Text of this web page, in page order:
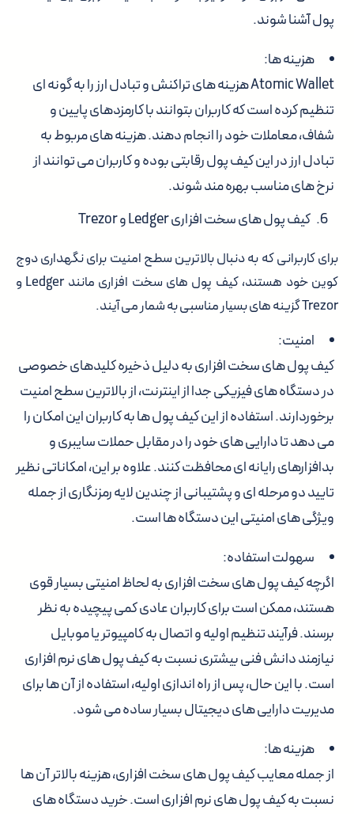
پول آشنا شوند.
هزینه ها:
Atomic Wallet هزینه های تراکنش و تبادل ارز را به گونه ای
تنظیم کرده است که کاربران بتوانند با کارمزدهای پایین و
شفاف، معاملات خود را انجام دهند. هزینه های مربوط به
تبادل ارز در این کیف پول رقابتی بوده و کاربران می توانند از
نرخ های مناسب بهره مند شوند.
کیف پول های سخت افزاری Ledger و Trezor
برای کاربرانی که به دنبال بالاترین سطح امنیت برای نگهداری دوج
کوین خود هستند، کیف پول های سخت افزاری مانند Ledger و
Trezor گزینه های بسیار مناسبی به شمار می آیند.
امنیت:
کیف پول های سخت افزاری به دلیل ذخیره کلیدهای خصوصی
در دستگاه های فیزیکی جدا از اینترنت، از بالاترین سطح امنیت
برخوردارند. استفاده از این کیف پول ها به کاربران این امکان را
می دهد تا دارایی های خود را در مقابل حملات سایبری و
بدافزارهای رایانه ای محافظت کنند. علاوه بر این، امکاناتی نظیر
تایید دو مرحله ای و پشتیبانی از چندین لایه رمزنگاری از جمله
ویژگی های امنیتی این دستگاه ها است.
سهولت استفاده:
اگرچه کیف پول های سخت افزاری به لحاظ امنیتی بسیار قوی
هستند، ممکن است برای کاربران عادی کمی پیچیده به نظر
برسند. فرآیند تنظیم اولیه و اتصال به کامپیوتر یا موبایل
نیازمند دانش فنی بیشتری نسبت به کیف پول های نرم افزاری
است. با این حال، پس از راه اندازی اولیه، استفاده از آن ها برای
مدیریت دارایی های دیجیتال بسیار ساده می شود.
هزینه ها:
از جمله معایب کیف پول های سخت افزاری، هزینه بالاتر آن ها
نسبت به کیف پول های نرم افزاری است. خرید دستگاه های